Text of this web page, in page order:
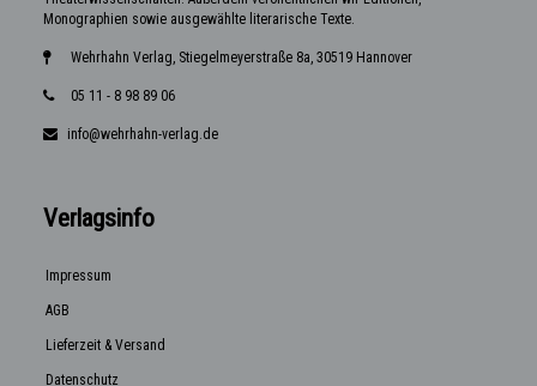
Monographien sowie ausgewählte literarische Texte.
Wehrhahn Verlag, Stiegelmeyerstraße 8a, 30519 Hannover
05 11 - 8 98 89 06
info@wehrhahn-verlag.de
Verlagsinfo
Impressum
AGB
Lieferzeit & Versand
Datenschutz